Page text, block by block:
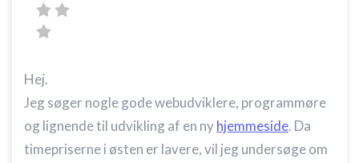
Hej.
Jeg søger nogle gode webudviklere, programmøre
og lignende til udvikling af en nyhjemmeside. Da
timepriserne i østen er lavere, vil jeg undersøge om